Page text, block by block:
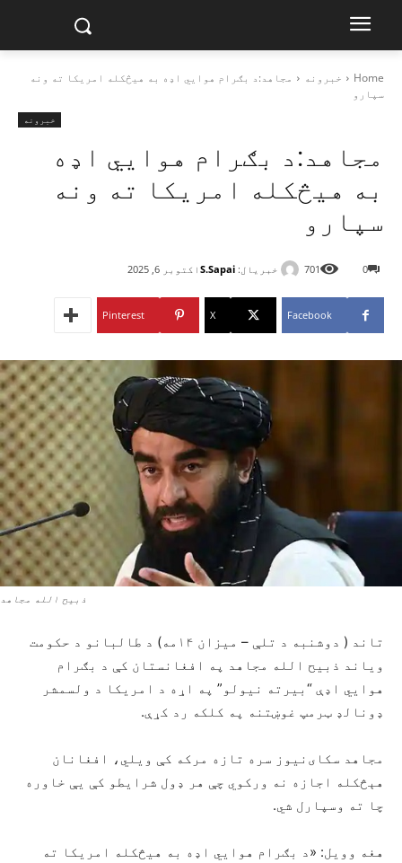
Home خبرونه
مجاهد:د بګرام هوایي اډه به هیڅکله امریکا ته ونه
سپارو
خبرونه
مجاهد:د بګرام هوایي اډه
به هیڅکله امریکا ته ونه
سپارو
خبریال: S.Sapai اکتوبر 6, 2025 0
701
Facebook
X
Pinterest
ذبیح الله مجاهد
تاند ( دوشنبه د تلې – میزان ۱۴مه) د طالبانو د حکومت
ویاند ذبیح الله مجاهد په افغانستان کې د بګرام
هوايي اډې “بیرته نیولو” په اړه د امریکا د ولسمشر
ډونالډ ټرمپ غوښتنه په کلکه رد کړې.
مجاهد سکای‌نیوز سره تازه مرکه کې ویلي، افغانان
هېڅکله اجازه نه‌ ورکوي چې هر ډول شرایطو کې یې خاوره
چا ته وسپارل شي.
هغه وویل: «د بګرام هوايي اډه به هیڅکله امریکا ته